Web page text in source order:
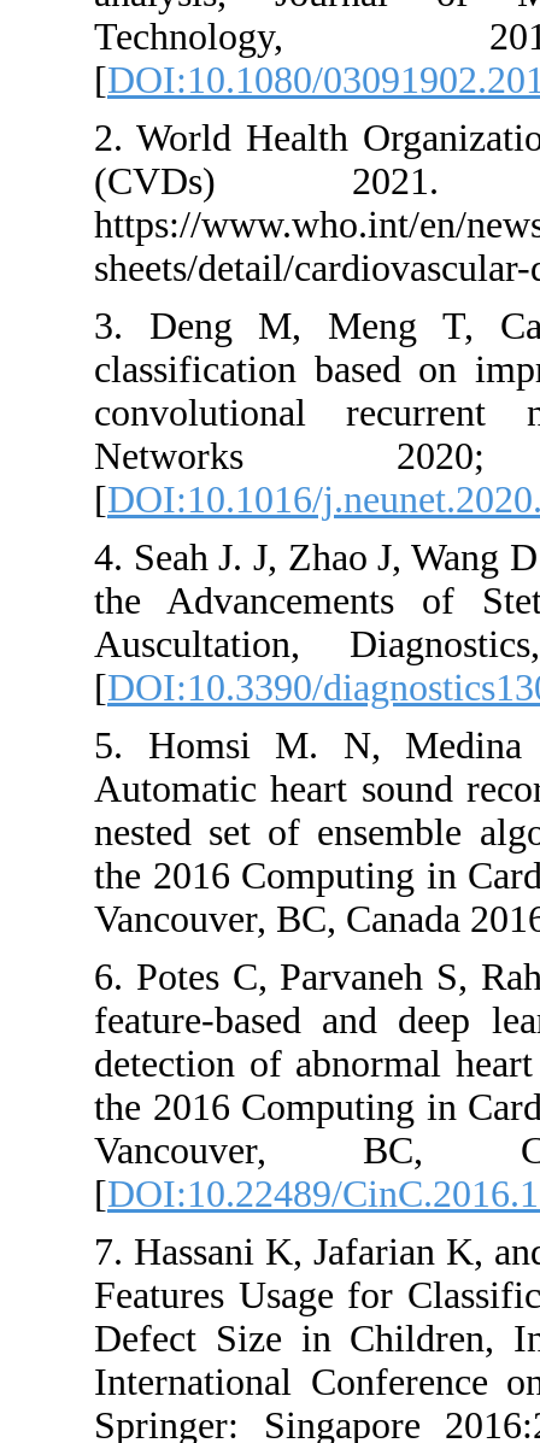
[
2. World
https://
sheets/
3. Deng
[
4. Seah J.
the
[
5. Homsi
Automatic
nested set
the 2016
6. Potes
feature-
detection
the 2016
[
7. Hassani
Features
Defect
Springer: